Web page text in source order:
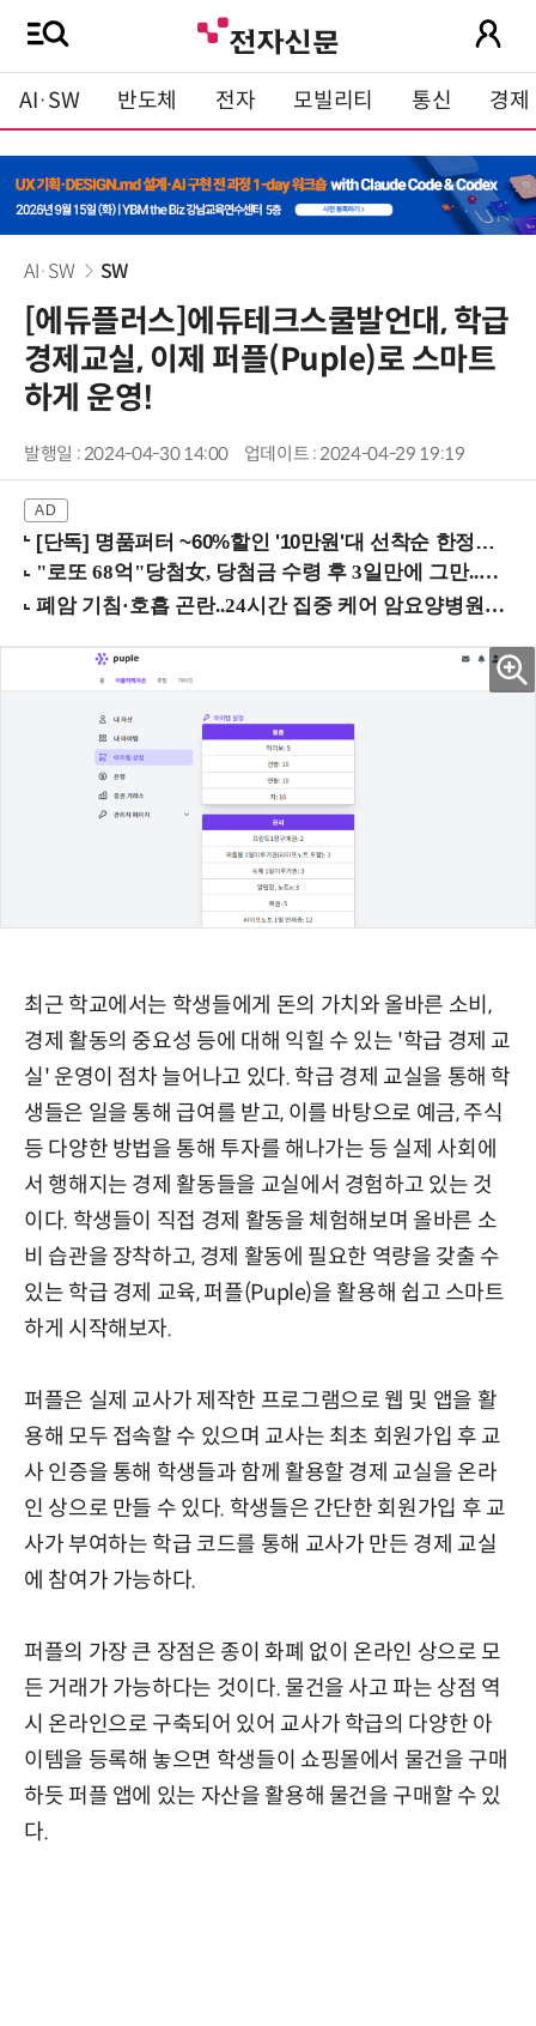
AI·SW 반도체 전자 모빌리티 통신 경제
AI·SW SW
[에듀플러스]에듀테크스쿨발언대, 학급
경제교실, 이제 퍼플(Puple)로 스마트
하게 운영!
발행일 : 2024-04-30 14:00 업데이트 : 2024-04-29 19:19
[단독] 명품퍼터 ~60%할인 '10만원'대 선착순 한정판매!
최근 학교에서는 학생들에게 돈의 가치와 올바른 소비,
경제 활동의 중요성 등에 대해 익힐 수 있는 '학급 경제 교
실' 운영이 점차 늘어나고 있다. 학급 경제 교실을 통해 학
생들은 일을 통해 급여를 받고, 이를 바탕으로 예금, 주식
등 다양한 방법을 통해 투자를 해나가는 등 실제 사회에
서 행해지는 경제 활동들을 교실에서 경험하고 있는 것
이다. 학생들이 직접 경제 활동을 체험해보며 올바른 소
비 습관을 장착하고, 경제 활동에 필요한 역량을 갖출 수
있는 학급 경제 교육, 퍼플(Puple)을 활용해 쉽고 스마트
하게 시작해보자.
퍼플은 실제 교사가 제작한 프로그램으로 웹 및 앱을 활
용해 모두 접속할 수 있으며 교사는 최초 회원가입 후 교
사 인증을 통해 학생들과 함께 활용할 경제 교실을 온라
인 상으로 만들 수 있다. 학생들은 간단한 회원가입 후 교
사가 부여하는 학급 코드를 통해 교사가 만든 경제 교실
에 참여가 가능하다.
퍼플의 가장 큰 장점은 종이 화폐 없이 온라인 상으로 모
든 거래가 가능하다는 것이다. 물건을 사고 파는 상점 역
시 온라인으로 구축되어 있어 교사가 학급의 다양한 아
이템을 등록해 놓으면 학생들이 쇼핑몰에서 물건을 구매
하듯 퍼플 앱에 있는 자산을 활용해 물건을 구매할 수 있
다.